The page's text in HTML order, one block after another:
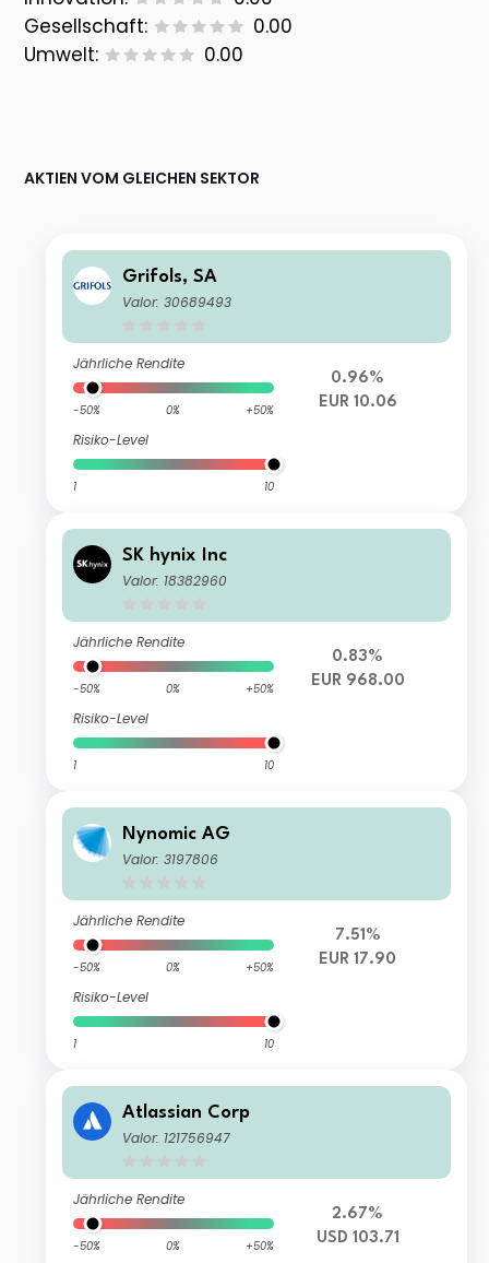
Gesellschaft:
0.00
Umwelt:
0.00
AKTIEN VOM GLEICHEN SEKTOR
Grifols, SA
Valor: 30689493
Jährliche Rendite
-50% 0% +50%
Risiko-Level
1 10
0.96%
EUR 10.06
SK hynix Inc
Valor: 18382960
Jährliche Rendite
-50% 0% +50%
Risiko-Level
1 10
0.83%
EUR 968.00
Nynomic AG
Valor: 3197806
Jährliche Rendite
-50% 0% +50%
Risiko-Level
1 10
7.51%
EUR 17.90
Atlassian Corp
Valor: 121756947
Jährliche Rendite
-50% 0% +50%
2.67%
USD 103.71